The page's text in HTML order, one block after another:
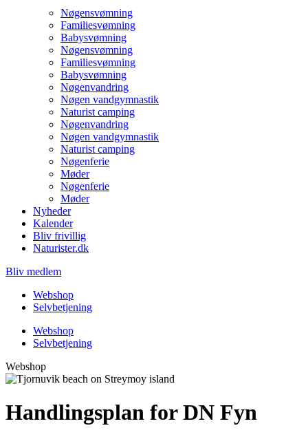
Nøgensvømning
Familiesvømning
Babysvømning
Nøgensvømning
Familiesvømning
Babysvømning
Nøgenvandring
Nøgen vandgymnastik
Naturist camping
Nøgenvandring
Nøgen vandgymnastik
Naturist camping
Nøgenferie
Møder
Nøgenferie
Møder
Nyheder
Kalender
Bliv frivillig
Naturister.dk
Bliv medlem
Webshop
Selvbetjening
Webshop
Selvbetjening
Webshop
Handlingsplan for DN Fyn